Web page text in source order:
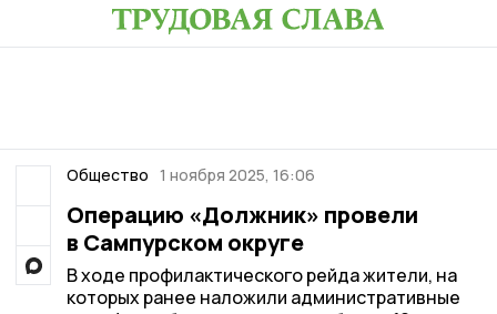
Общество 1 ноября 2025, 16:06
Операцию «Должник» провели
в Сампурском округе
В ходе профилактического рейда жители, на
которых ранее наложили административные